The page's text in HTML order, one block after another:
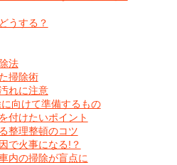
うする？
法
掃除術
れに注意
向けて準備するもの
付けたいポイント
整理整頓のコツ
で火事になる!？
内の掃除が盲点に